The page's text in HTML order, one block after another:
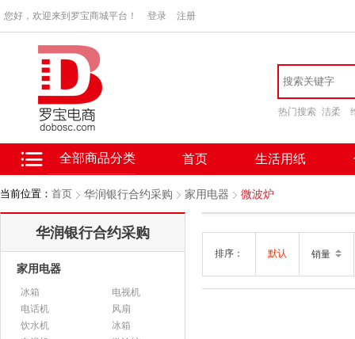
您好，欢迎来到罗宝商城平台！ 登录 注册
热门搜索 洁柔
全部商品分类 首页 生活用纸
当前位置： 首页 华润银行合约采购 家用电器 微波炉
华润银行合约采购
家用电器
冰箱
电视机
电话机
风扇
饮水机
冰箱
排序： 默认 销量